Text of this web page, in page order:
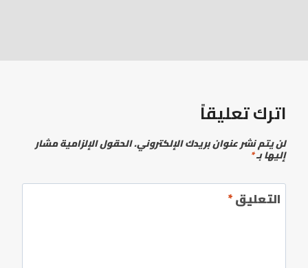
اترك تعليقاً
لن يتم نشر عنوان بريدك الإلكتروني.الحقول الإلزامية مشار
إليها بـ*
التعليق*